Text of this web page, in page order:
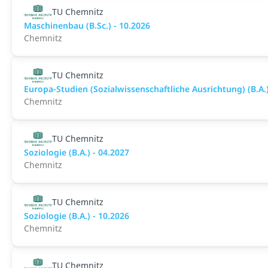
TU Chemnitz
Maschinenbau (B.Sc.) - 10.2026
Chemnitz
TU Chemnitz
Europa-Studien (Sozialwissenschaftliche Ausrichtung)
Chemnitz
TU Chemnitz
Soziologie (B.A.) - 04.2027
Chemnitz
TU Chemnitz
Soziologie (B.A.) - 10.2026
Chemnitz
TU Chemnitz